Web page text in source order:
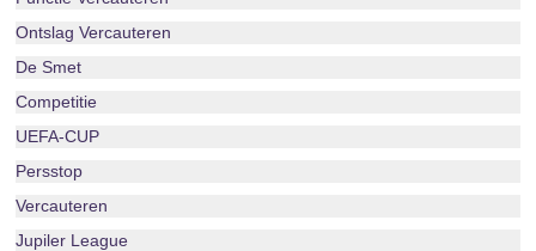
Ontslag Vercauteren
De Smet
Competitie
UEFA-CUP
Persstop
Vercauteren
Jupiler League